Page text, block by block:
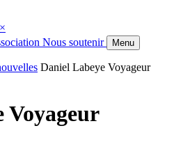
×
Nous soutenir Menu
Daniel Labeye Voyageur
Voyageur